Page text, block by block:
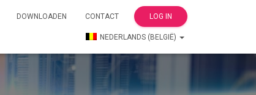
DOWNLOADEN CONTACT LOG IN
NEDERLANDS (BELGIË)